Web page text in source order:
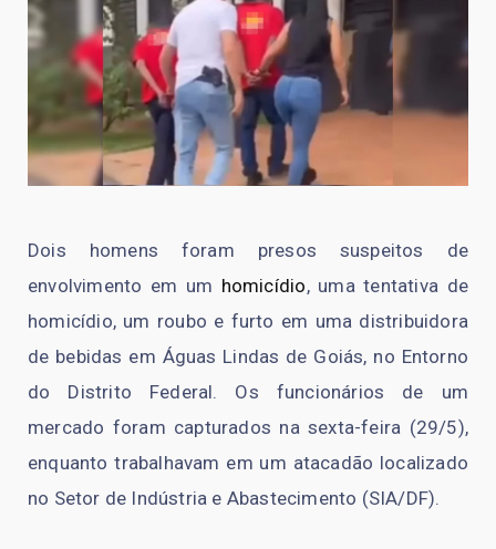
Dois homens foram presos suspeitos de
envolvimento em um homicídio, uma tentativa de
homicídio, um roubo e furto em uma distribuidora
de bebidas em Águas Lindas de Goiás, no Entorno
do Distrito Federal. Os funcionários de um
mercado foram capturados na sexta-feira (29/5),
enquanto trabalhavam em um atacadão localizado
no Setor de Indústria e Abastecimento (SIA/DF).